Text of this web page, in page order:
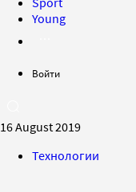
Young
Войти
16 August 2019
Технологии